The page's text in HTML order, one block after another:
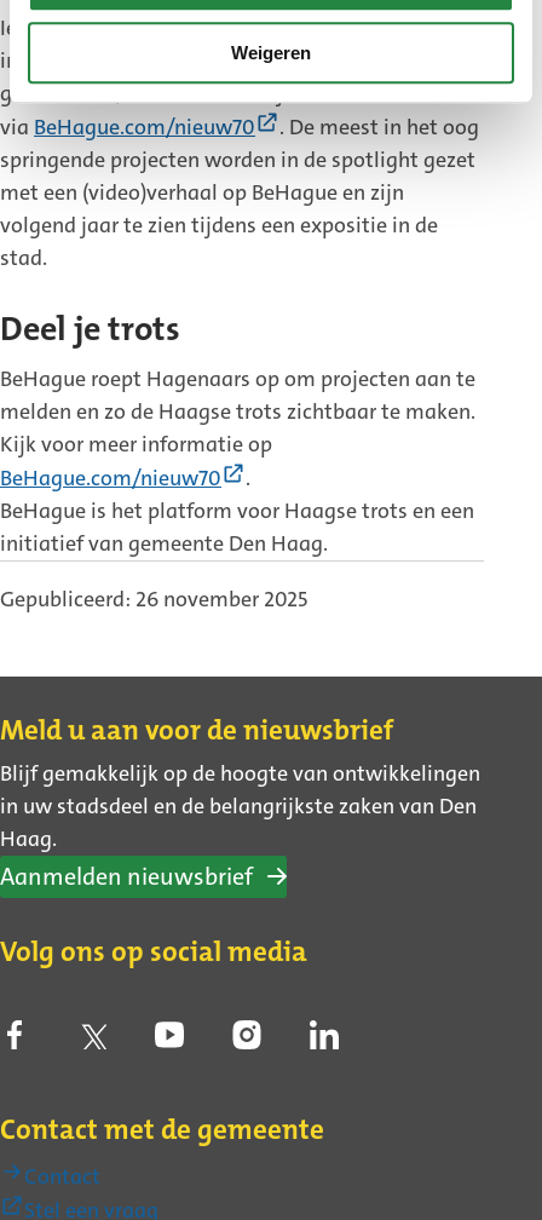
Weigeren
Iedereen die trots is op een project of initiatief dat
in de afgelopen twee jaar in Den Haag is
gerealiseerd, kan dit tot eind januari aanmelden
via BeHague.com/nieuw70
(Externe
link)
. De meest in het oog
springende projecten worden in de spotlight gezet
met een (video)verhaal op BeHague en zijn
volgend jaar te zien tijdens een expositie in de
stad.
Deel je trots
BeHague roept Hagenaars op om projecten aan te
melden en zo de Haagse trots zichtbaar te maken.
Kijk voor meer informatie op
BeHague.com/nieuw70
link)
.
BeHague is het platform voor Haagse trots en een
initiatief van gemeente Den Haag.
Gepubliceerd: 26 november 2025
Contact
Meld u aan voor de nieuwsbrief
Blijf gemakkelijk op de hoogte van ontwikkelingen
in uw stadsdeel en de belangrijkste zaken van Den
Haag.
Aanmelden nieuwsbrief
Volg ons op social media
Contact met de gemeente
Contact
Stel een vraag